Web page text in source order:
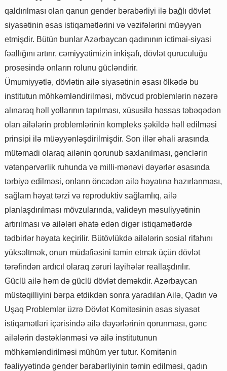
qaldırılması olan qanun gender bərabərliyi ilə bağlı dövlət
siyasətinin əsas istiqamətlərini və vəzifələrini müəyyən
etmişdir. Bütün bunlar Azərbaycan qadınının ictimai-siyasi
fəallığını artırır, cəmiyyətimizin inkişafı, dövlət quruculuğu
prosesində onların rolunu gücləndirir.
Ümumiyyətlə, dövlətin ailə siyasətinin əsası ölkədə bu
institutun möhkəmləndirilməsi, mövcud problemlərin nəzərə
alınaraq həll yollarının tapılması, xüsusilə həssas təbəqədən
olan ailələrin problemlərinin kompleks şəkildə həll edilməsi
prinsipi ilə müəyyənləşdirilmişdir. Son illər əhali arasında
mütəmadi olaraq ailənin qorunub saxlanılması, gənclərin
vətənpərvərlik ruhunda və milli-mənəvi dəyərlər əsasında
tərbiyə edilməsi, onların öncədən ailə həyatına hazırlanması,
sağlam həyat tərzi və reproduktiv sağlamlıq, ailə
planlaşdırılması mövzularında, valideyn məsuliyyətinin
artırılması və ailələri əhatə edən digər istiqamətlərdə
tədbirlər həyata keçirilir. Bütövlükdə ailələrin sosial rifahını
yüksəltmək, onun müdafiəsini təmin etmək üçün dövlət
tərəfindən ardıcıl olaraq zəruri layihələr reallaşdırılır.
Güclü ailə həm də güclü dövlət deməkdir. Azərbaycan
müstəqilliyini bərpa etdikdən sonra yaradılan Ailə, Qadın və
Uşaq Problemlər üzrə Dövlət Komitəsinin əsas siyasət
istiqamətləri içərisində ailə dəyərlərinin qorunması, gənc
ailələrin dəstəklənməsi və ailə institutunun
möhkəmləndirilməsi mühüm yer tutur. Komitənin
fəaliyyətində gender bərabərliyinin təmin edilməsi, qadın